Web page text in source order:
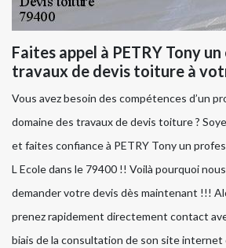
Faites appel à PETRY Tony
travaux de devis toiture à
Vous avez besoin des compétences d’un
domaine des travaux de devis toiture ?
et faites confiance à PETRY Tony un
L Ecole dans le 79400 !! Voilà pourquoi
demander votre devis dès maintenant !!!
prenez rapidement directement contact
biais de la consultation de son site